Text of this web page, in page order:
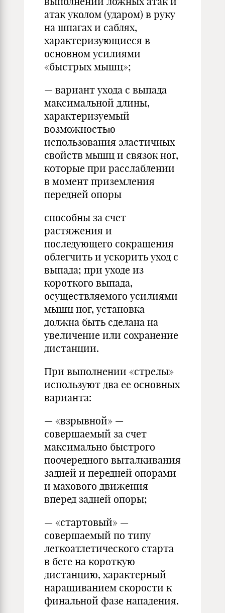
атак уколом (ударом) в руку
на шпагах и саблях,
характеризующиеся в
основном усилиями
«быстрых мышц»;
— вариант ухода с выпада
максимальной длины,
характеризуемый
возможностью
использования эластичных
свойств мышц и связок ног,
которые при расслаблении
в момент приземления
передней опоры
способны за счет
растяжения и
последующего сокращения
облегчить и ускорить уход с
выпада; при уходе из
короткого выпада,
осуществляемого усилиями
мышц ног, установка
должна быть сделана на
увеличение или сохранение
дистанции.
При выполнении «стрелы»
используют два ее основных
варианта:
— «взрывной» —
совершаемый за счет
максимально быстрого
поочередного выталкивания
задней и передней опорами
и махового движения
вперед задней опоры;
— «стартовый» —
совершаемый по типу
легкоатлетического старта
в беге на короткую
дистанцию, характерный
наращиванием скорости к
финальной фазе нападения.